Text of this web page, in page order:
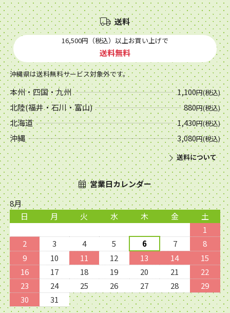
送料
16,500円（税込）以上お買い上げで
送料無料
沖縄県は送料無料サービス対象外です。
本州・四国・九州 1,100円(税込)
北陸(福井・石川・富山) 880円(税込)
北海道 1,430円(税込)
沖縄 3,080円(税込)
送料について
営業日カレンダー
8月
日
月 火 水 木 金
土
1
2
3 4 5 6 7
8
9
10 11 12 13 14
15
16
17 18 19 20 21
22
23
24 25 26 27 28
29
30
31